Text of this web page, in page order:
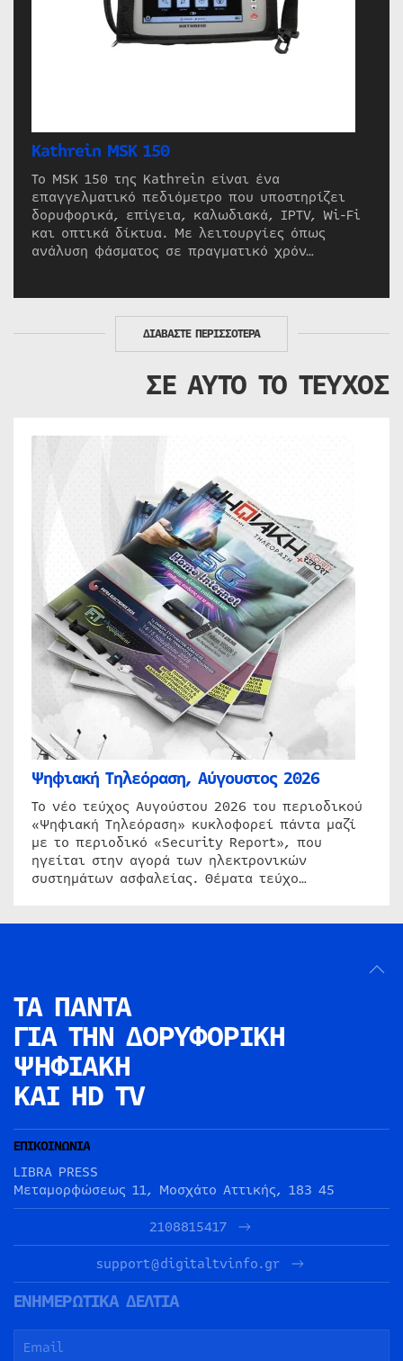
Kathrein MSK 150
Το MSK 150 της Kathrein είναι ένα
επαγγελματικό πεδιόμετρο που υποστηρίζει
δορυφορικά, επίγεια, καλωδιακά, IPTV, Wi-Fi
και οπτικά δίκτυα. Με λειτουργίες όπως
ανάλυση φάσματος σε πραγματικό χρόν…
ΔΙΑΒΑΣΤΕ ΠΕΡΙΣΣΟΤΕΡΑ
ΣΕ ΑΥΤΟ ΤΟ ΤΕΥΧΟΣ
Ψηφιακή Τηλεόραση, Αύγουστος 2026
Το νέο τεύχος Αυγούστου 2026 του περιοδικού
«Ψηφιακή Τηλεόραση» κυκλοφορεί πάντα μαζί
με το περιοδικό «Security Report», που
ηγείται στην αγορά των ηλεκτρονικών
συστημάτων ασφαλείας. Θέματα τεύχο…
ΤΑ ΠΑΝΤΑ
ΓΙΑ ΤΗΝ ΔΟΡΥΦΟΡΙΚΗ
ΨΗΦΙΑΚΗ
ΚΑΙ HD TV
ΕΠΙΚΟΙΝΩΝΙΑ
LIBRA PRESS
Μεταμορφώσεως 11, Μοσχάτο Αττικής, 183 45
2108815417
support@digitaltvinfo.gr
ΕΝΗΜΕΡΩΤΙΚΑ ΔΕΛΤΙΑ